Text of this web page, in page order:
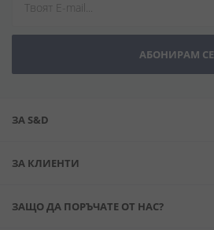
АБОНИРАМ СЕ
ЗА S&D
ЗА КЛИЕНТИ
ЗАЩО ДА ПОРЪЧАТЕ ОТ НАС?